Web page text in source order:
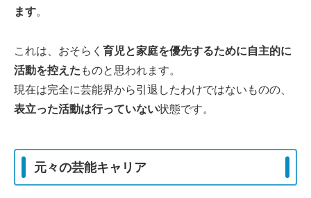
ます。
これは、おそらく 育児と家庭を優先するために自主的に
活動を控えた ものと思われます。
現在は完全に芸能界から引退したわけではないものの、
表立った活動は行っていない状態です。
元々の芸能キャリア